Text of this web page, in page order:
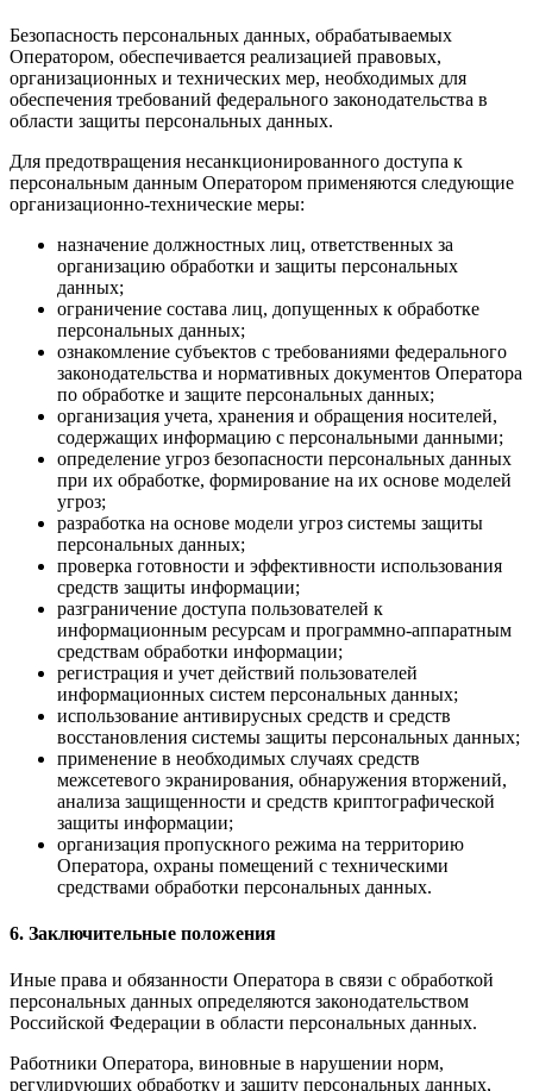
Безопасность персональных данных, обрабатываемых
Оператором, обеспечивается реализацией правовых,
организационных и технических мер, необходимых для
обеспечения требований федерального законодательства в
области защиты персональных данных.
Для предотвращения несанкционированного доступа к
персональным данным Оператором применяются следующие
организационно-технические меры:
назначение должностных лиц, ответственных за
организацию обработки и защиты персональных
данных;
ограничение состава лиц, допущенных к обработке
персональных данных;
ознакомление субъектов с требованиями федерального
законодательства и нормативных документов Оператора
по обработке и защите персональных данных;
организация учета, хранения и обращения носителей,
содержащих информацию с персональными данными;
определение угроз безопасности персональных данных
при их обработке, формирование на их основе моделей
угроз;
разработка на основе модели угроз системы защиты
персональных данных;
проверка готовности и эффективности использования
средств защиты информации;
разграничение доступа пользователей к
информационным ресурсам и программно-аппаратным
средствам обработки информации;
регистрация и учет действий пользователей
информационных систем персональных данных;
использование антивирусных средств и средств
восстановления системы защиты персональных данных;
применение в необходимых случаях средств
межсетевого экранирования, обнаружения вторжений,
анализа защищенности и средств криптографической
защиты информации;
организация пропускного режима на территорию
Оператора, охраны помещений с техническими
средствами обработки персональных данных.
6. Заключительные положения
Иные права и обязанности Оператора в связи с обработкой
персональных данных определяются законодательством
Российской Федерации в области персональных данных.
Работники Оператора, виновные в нарушении норм,
регулирующих обработку и защиту персональных данных,